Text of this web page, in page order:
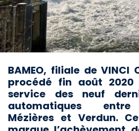
BAMEO, filiale de VINCI
procédé fin août
service des neuf
automatiques
Mézières et Verdun.